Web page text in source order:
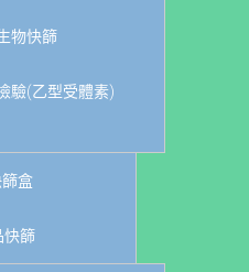
物快篩
驗(乙型受體素)
盒
快篩